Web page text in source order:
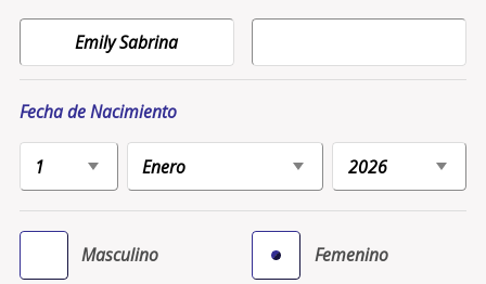
Fecha de Nacimiento
Masculino Femenino